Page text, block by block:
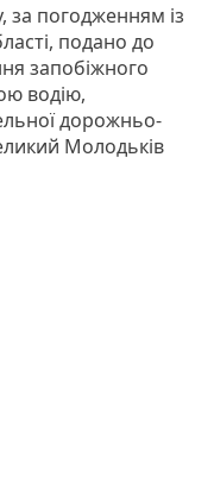
за погодженням із
подано до
запобіжного
водію,
дорожньо-
Молодьків